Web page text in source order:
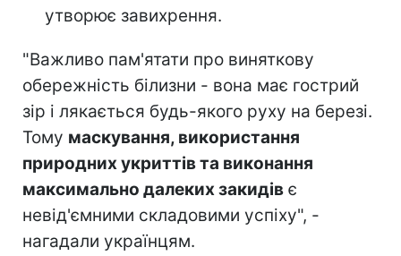
утворює завихрення.
"Важливо пам'ятати про виняткову
обережність білизни - вона має гострий
зір і лякається будь-якого руху на березі.
Тому маскування, використання
природних укриттів та виконання
максимально далеких закидів є
невід'ємними складовими успіху", -
нагадали українцям.